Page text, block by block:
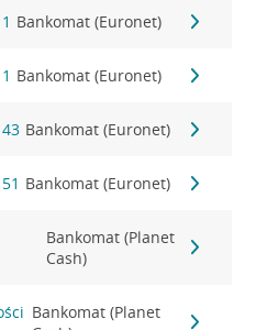
Bankomat (Euronet)
Bankomat (Euronet)
Bankomat (Euronet)
Bankomat (Euronet)
Bankomat (Planet
Cash)
Bankomat (Planet